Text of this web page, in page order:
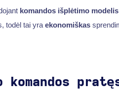
komandos išplėtimo modelis
todėl tai yra ekonomiškas
komandos